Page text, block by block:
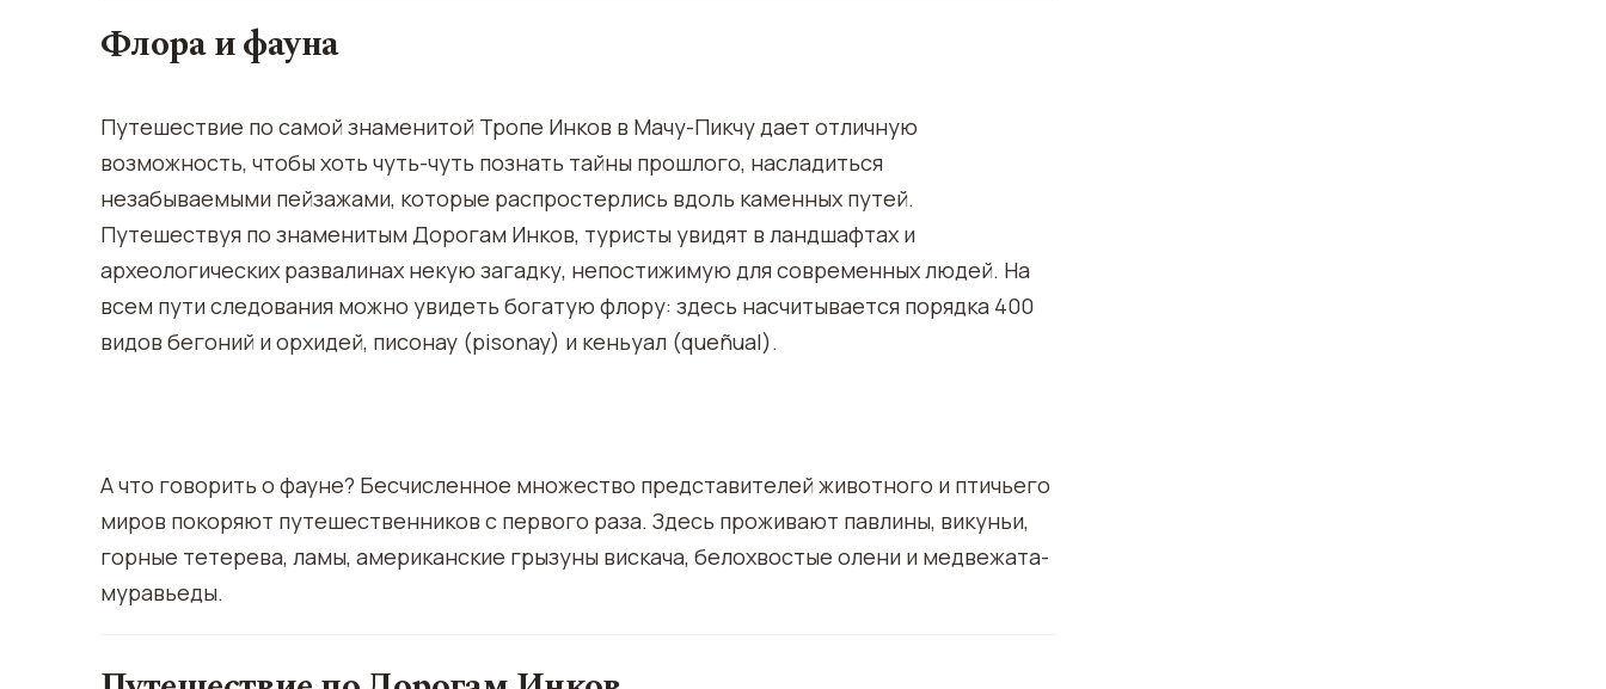
Флора и фауна
Путешествие по самой знаменитой Тропе Инков в Мачу-Пикчу дает отличную
возможность, чтобы хоть чуть-чуть познать тайны прошлого, насладиться
незабываемыми пейзажами, которые распростерлись вдоль каменных путей.
Путешествуя по знаменитым Дорогам Инков, туристы увидят в ландшафтах и
археологических развалинах некую загадку, непостижимую для современных людей. На
всем пути следования можно увидеть богатую флору: здесь насчитывается порядка 400
видов бегоний и орхидей, писонау (pisonay) и кеньуал (queñual).
А что говорить о фауне? Бесчисленное множество представителей животного и птичьего
миров покоряют путешественников с первого раза. Здесь проживают павлины, викуньи,
горные тетерева, ламы, американские грызуны вискача, белохвостые олени и медвежата-
муравьеды.